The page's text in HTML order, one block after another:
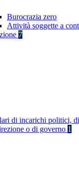
Burocrazia zero
Attività soggette a
7
di incarichi politici,
o di governo 1